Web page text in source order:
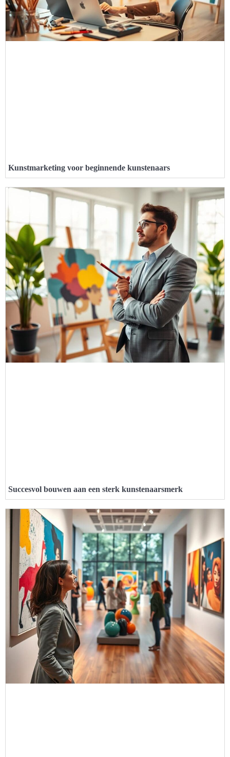
Kunstmarketing voor beginnende kunstenaars
Succesvol bouwen aan een sterk kunstenaarsmerk